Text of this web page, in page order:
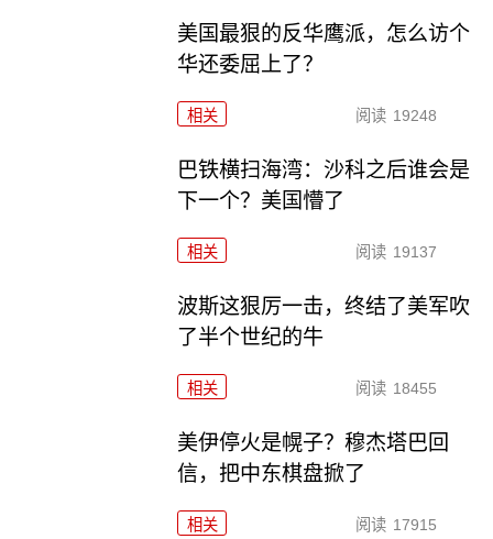
美国最狠的反华鹰派，怎么访个
华还委屈上了？
相关 阅读 19248
巴铁横扫海湾：沙科之后谁会是
下一个？美国懵了
相关 阅读 19137
波斯这狠厉一击，终结了美军吹
了半个世纪的牛
相关 阅读 18455
美伊停火是幌子？穆杰塔巴回
信，把中东棋盘掀了
相关 阅读 17915